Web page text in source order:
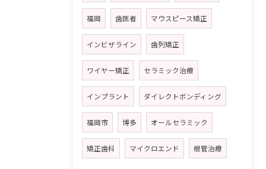
福岡 歯医者 マウスピース矯正
インビザライン 歯列矯正
ワイヤー矯正 セラミック治療
インプラント ダイレクトボンディング
福岡市 博多 オールセラミック
矯正歯科 マイクロエンド 根管治療